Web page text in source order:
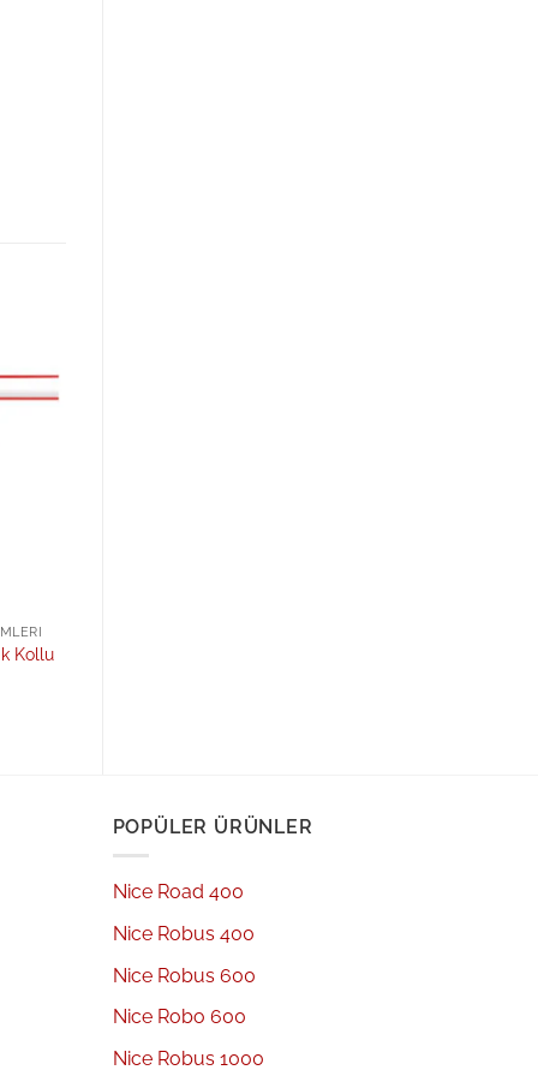
Kollu
POPÜLER ÜRÜNLER
Nice Road 400
Nice Robus 400
Nice Robus 600
Nice Robo 600
Nice Robus 1000